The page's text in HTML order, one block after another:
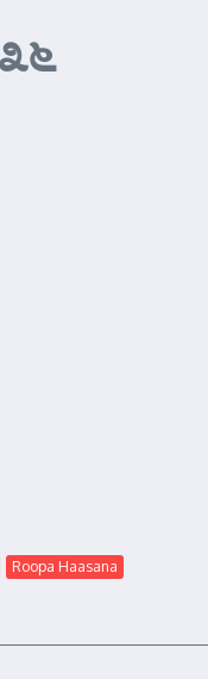
Roopa Haasana